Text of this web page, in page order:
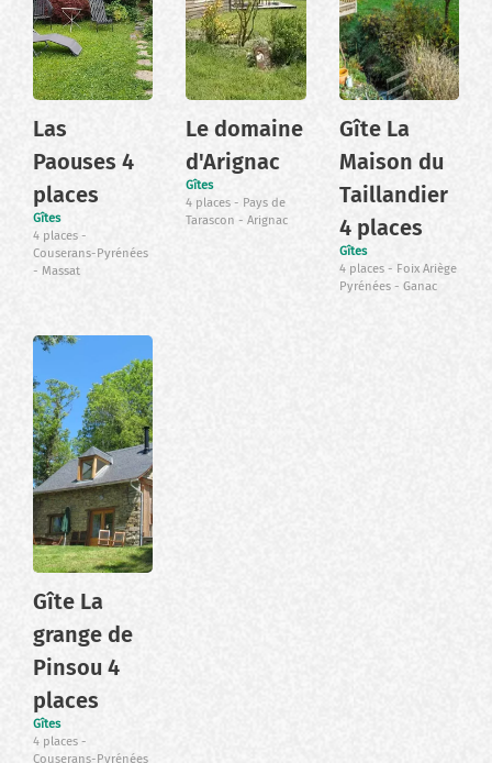
Las
Paouses 4
places
Gîtes
4 places
Couserans-Pyrénées
Massat
Le domaine
d'Arignac
Gîtes
4 places
Pays de
Tarascon
Arignac
Gîte La
Maison du
Taillandier
4 places
Gîtes
4 places
Foix Ariège
Pyrénées
Ganac
Gîte La
grange de
Pinsou 4
places
Gîtes
4 places
Couserans-Pyrénées